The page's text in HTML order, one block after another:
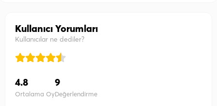
Kullanıcı Yorumları
Kullanıcılar ne dediler?
4.8
Ortalama Oy
9
Değerlendirme